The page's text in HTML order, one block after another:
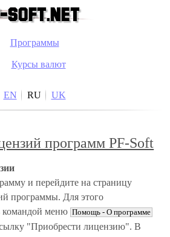
Программы
Курсы валют
EN RU UK
программ PF-Soft
и перейдите на страницу
программы. Для этого
командой меню Помощь - О программе
"Приобрести лицензию". В